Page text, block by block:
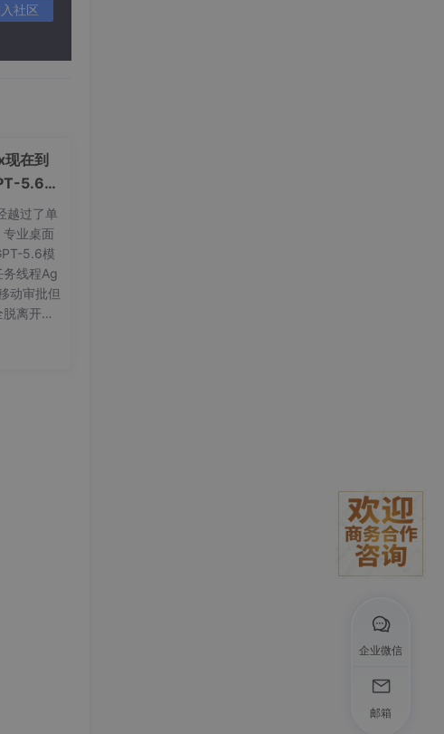
社区
在到
5.6与
越过了单
业桌面
5.6模
务线程Ag
动审批但
离开发
确的定
制、能
企业微信
邮箱